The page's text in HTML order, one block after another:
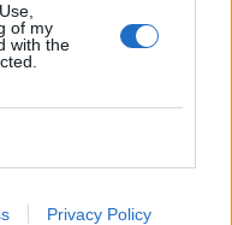
of my
with the
Privacy Policy